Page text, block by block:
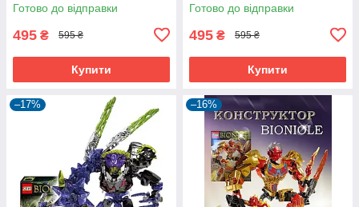
Готово до відправки
495 ₴ 595 ₴
Купити
Готово до відправки
495 ₴ 595 ₴
Купити
–17% –16%